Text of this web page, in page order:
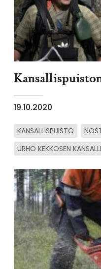
19.10.2020
KANSALLISPUISTO
URHO KEKKOSEN